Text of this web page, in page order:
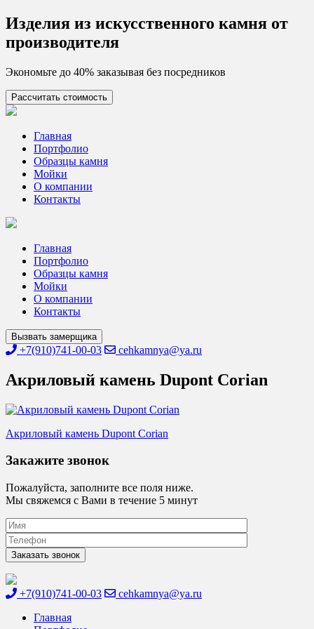
Skip
to
content
Изделия из искусcтвенного камня от
производителя
Экономьте до 40% заказывая без посредников
Рассчитать стоимость
Цех камня
Столешницы из искусственного камня
Главная
Портфолио
Образцы камня
Мойки
О компании
Контакты
Главная
Портфолио
Образцы камня
Мойки
О компании
Контакты
Вызвать замерщика
+7(910)741-00-03 cehkamnya@ya.ru
Акриловый камень Dupont Corian
Навигация
по
Акриловый камень Dupont Corian
Закажите звонок
Пожалуйста, заполните все поля ниже.
Мы свяжемся с Вами в течение 5 минут
+7(910)741-00-03
cehkamnya@ya.ru
Главная